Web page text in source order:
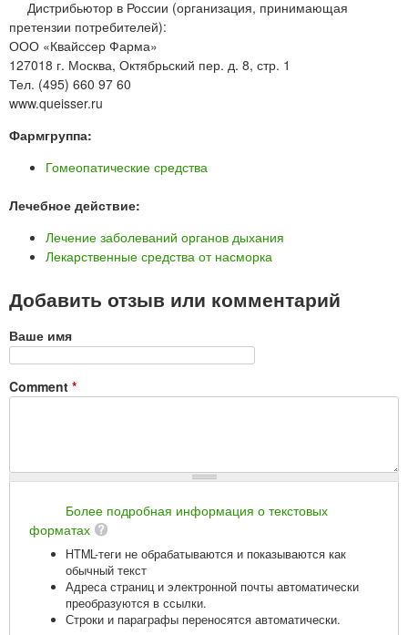
Дистрибьютор в России (организация, принимающая
претензии потребителей):
ООО «Квайссер Фарма»
127018 г. Москва, Октябрьский пер. д. 8, стр. 1
Тел. (495) 660 97 60
www.queisser.ru
Фармгруппа:
Гомеопатические средства
Лечебное действие:
Лечение заболеваний органов дыхания
Лекарственные средства от насморка
Добавить отзыв или комментарий
Ваше имя
Comment *
Более подробная информация о текстовых
форматах
HTML-теги не обрабатываются и показываются как
обычный текст
Адреса страниц и электронной почты автоматически
преобразуются в ссылки.
Строки и параграфы переносятся автоматически.